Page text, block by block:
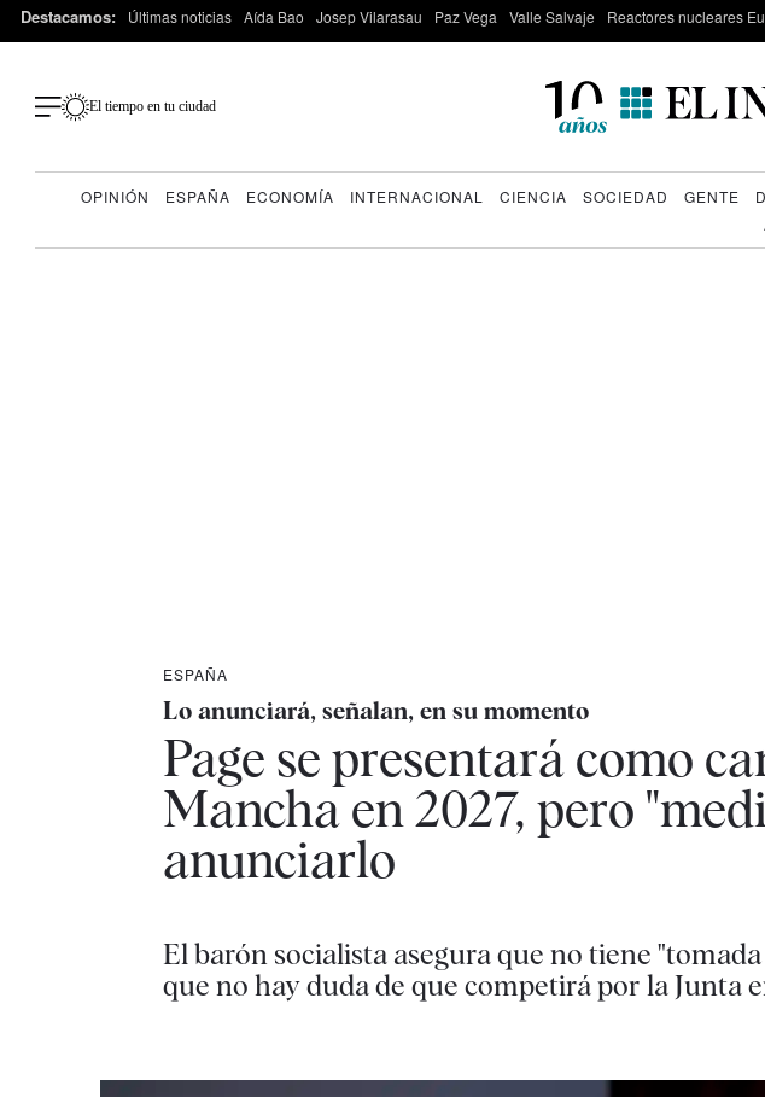
Destacamos: Últimas noticias Aída Bao Josep Vilarasau Paz Vega Valle Salvaje Reactores nucleares
El tiempo en tu ciudad
OPINIÓN ESPAÑA ECONOMÍA INTERNACIONAL CIENCIA SOCIEDAD GENTE
ESPAÑA
Lo anunciará, señalan, en su momento
Page se presentará como
Mancha en 2027, pero
anunciarlo
El barón socialista asegura que no tiene
que no hay duda de que competirá por la Junta